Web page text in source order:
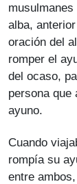
alba,
oración del
romper el
del ocaso,
persona que
ayuno.
Cuando
rompía su
entre